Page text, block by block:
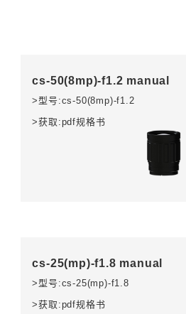
cs-50(8mp)-f1.2 manual
>型号:cs-50(8mp)-f1.2
>获取:pdf规格书
cs-25(mp)-f1.8 manual
>型号:cs-25(mp)-f1.8
>获取:pdf规格书